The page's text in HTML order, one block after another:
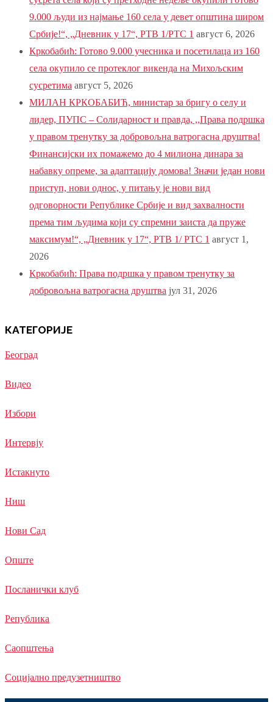
9.000 људи из најмање 160 села у девет општина широм
Србије!“, „Дневник у 17“, РТВ 1/РТС 1 август 6, 2026
Кркобабић: Готово 9.000 учесника и посетилаца из 160
села окупило се протеклог викенда на Михољским
сусретима август 5, 2026
МИЛАН КРКОБАБИЋ, министар за бригу о селу и
лидер, ПУПС – Солидарност и правда, ,,Права подршка
у правом тренутку за добровољна ватрогасна друштва!
Финансијски их помажемо до 4 милиона динара за
набавку опреме, за адаптацију домова! Значи један нови
приступ, нови однос, у питању је нови вид
одговорности Републике Србије и вид захвалности
према тим људима који су спремни заиста да пруже
максимум!“, „Дневник у 17“, РТВ 1/ РТС 1 август 1,
2026
Кркобабић: Права подршка у правом тренутку за
добровољна ватрогасна друштва јул 31, 2026
КАТЕГОРИЈЕ
Београд
Видео
Избори
Интервју
Истакнуто
Ниш
Нови Сад
Опште
Посланички клуб
Република
Саопштења
Социјално предузетништво